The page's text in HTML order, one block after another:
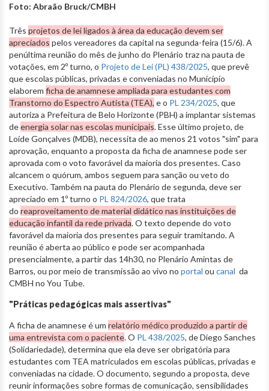
Foto: Abraão Bruck/CMBH
Três projetos de lei ligados à área da educação devem ser
apreciados pelos vereadores da capital na segunda-feira (15/6). A
penúltima reunião do mês de junho do Plenário traz na pauta de
votações, em 2º turno, o Projeto de Lei (PL) 438/2025, que prevê
que escolas públicas, privadas e conveniadas no Município
elaborem ficha de anamnese ampliada para estudantes com
Transtorno do Espectro Autista (TEA), e o PL 234/2025, que
autoriza a Prefeitura de Belo Horizonte (PBH) a implantar sistemas
deenergia solar nas escolas municipais. Esse último projeto, de
Loíde Gonçalves (MDB), necessita de ao menos 21 votos "sim" para
aprovação, enquanto a proposta da ficha de anamnese pode ser
aprovada com o voto favorável da maioria dos presentes. Caso
alcancem o quórum, ambos seguem para sanção ou veto do
Executivo. Também na pauta do Plenário de segunda, deve ser
apreciado em 1º turno o PL 824/2026, que trata
do reaproveitamento de material didático nas instituições de
educação infantil da rede privada. O texto depende do voto
favorável da maioria dos presentes para seguir tramitando. A
reunião é aberta ao público e pode ser acompanhada
presencialmente, a partir das 14h30, no Plenário Amintas de
Barros, ou por meio de transmissão ao vivo no portal ou canal da
CMBH no You Tube.
"Práticas pedagógicas mais assertivas"
A ficha de anamnese é um relatório médico produzido a partir de
uma entrevista com o paciente. O PL 438/2025, de Diego Sanches
(Solidariedade), determina que ela deve ser obrigatória para
estudantes com TEA matriculados em escolas públicas, privadas e
conveniadas na cidade. O documento, segundo a proposta, deve
reunir informações sobre formas de comunicação, sensibilidades